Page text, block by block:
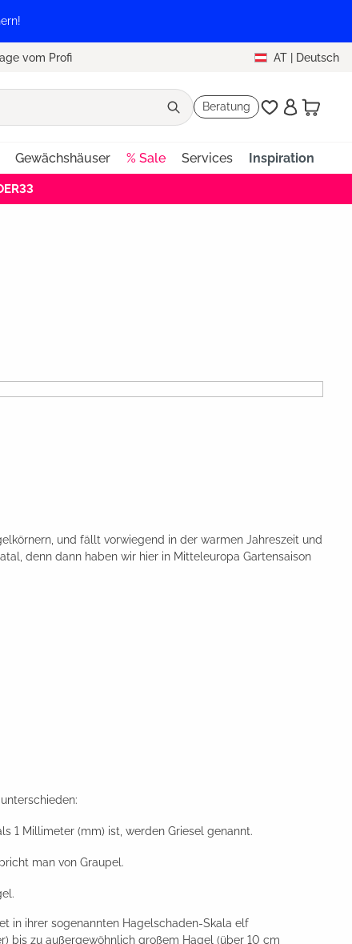
vom Profi AT | Deutsch
Beratung
Gewächshäuser % Sale Services Inspiration
und fällt vorwiegend in der warmen Jahreszeit und
denn dann haben wir hier in Mitteleuropa Gartensaison
1 Millimeter (mm) ist, werden Griesel genannt.
man von Graupel.
in ihrer sogenannten Hagelschaden-Skala elf
bis zu außergewöhnlich großem Hagel (über 10 cm